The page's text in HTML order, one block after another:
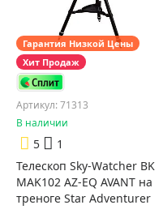
Гарантия Низкой Цены
Хит Продаж
Артикул: 71313
В наличии
5
1
Телескоп Sky-Watcher BK
MAK102 AZ-EQ AVANT на
треноге Star Adventurer